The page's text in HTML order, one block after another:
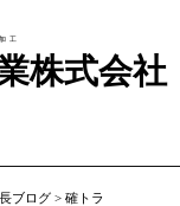
工
株式会社
ブログ > 確トラ